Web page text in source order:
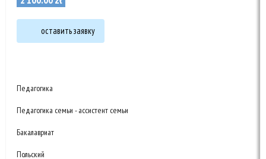
оставить заявку
Педагогика
Педагогика семьи - ассистент семьи
Бакалавриат
Польский